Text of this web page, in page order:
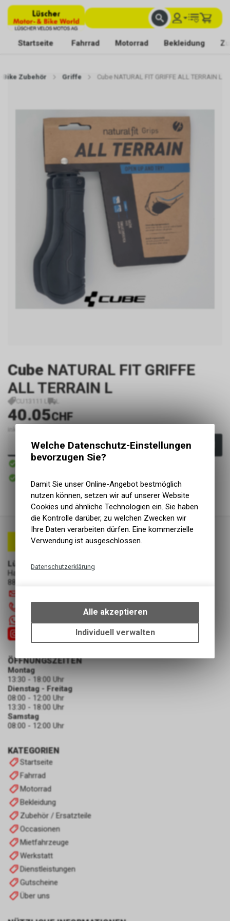
Startseite Fahrrad Motorrad Bekleidung
Bike Zubehör Griffe Cube NATURAL FIT GRIFFE ALL TERRAIN L
Cube NATURAL FIT GRIFFE
ALL TERRAIN L
CU13111 L L
40.05CHF
inkl. MwSt., zzgl.
In den Warenkorb
Sofort verfügbar
Abholung Lüscher Motor- & Bike World
Lüscher Motor- & Bike World
Hauptstrasse 29a
8867 Niederurnen
+41 55 6103131
KATEGORIEN
Startseite
Fahrrad
Motorrad
Bekleidung
Zubehör / Ersatzteile
Occasionen
Mietfahrzeuge
Werkstatt
Dienstleistungen
Gutscheine
Über uns
ÖFFNUNGSZEITEN
Montag
13:30 - 18:00 Uhr
Dienstag - Freitag
08:00 - 12:00 Uhr
13:30 - 18:00 Uhr
Samstag
08:00 - 12:00 Uhr
Welche Datenschutz-Einstellungen
bevorzugen Sie?
Damit Sie unser Online-Angebot bestmöglich
nutzen können, setzen wir auf unserer Website
Cookies und ähnliche Technologien ein. Sie haben
die Kontrolle darüber, zu welchen Zwecken wir
Ihre Daten verarbeiten dürfen. Eine kommerzielle
Verwendung ist ausgeschlossen.
Datenschutzerklärung
bestimmte Interaktionen und
Einstellungen auf Ihrem Gerät,
um die grundlegenden
Funktionen unseres Online-
Alle akzeptieren
Individuell verwalten